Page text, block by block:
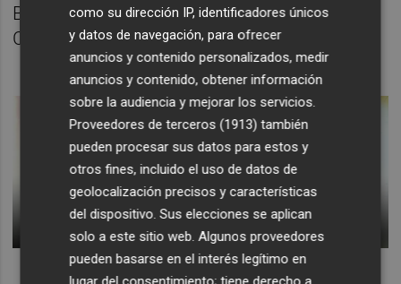
Black Francis, que fue sustituido por Living
Colour.
como su dirección IP, identificadores únicos
y datos de navegación, para ofrecer
anuncios y contenido personalizados, medir
anuncios y contenido, obtener información
sobre la audiencia y mejorar los servicios.
Proveedores de terceros (1913) también
pueden procesar sus datos para estos y
otros fines, incluido el uso de datos de
geolocalización precisos y características
del dispositivo. Sus elecciones se aplican
solo a este sitio web. Algunos proveedores
pueden basarse en el interés legítimo en